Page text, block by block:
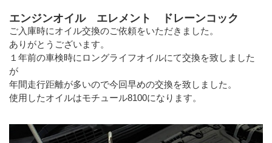
エンジンオイル エレメント ドレーンコック
ご入庫時にオイル交換のご依頼をいただきました。
ありがとうございます。
１年前の車検時にロングライフオイルにて交換を致しました
が
年間走行距離が多いので今回早めの交換を致しました。
使用したオイルはモチュール8100になります。